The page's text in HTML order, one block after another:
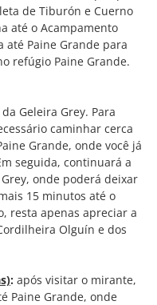
de Tiburón e Cuerno
até o Acampamento
Paine Grande para
refúgio Paine Grande.
Geleira Grey. Para
caminhar cerca
Grande, onde você já
seguida, continuará a
onde poderá deixar
15 minutos até o
resta apenas apreciar a
Olguín e dos
: após visitar o mirante,
Paine Grande, onde